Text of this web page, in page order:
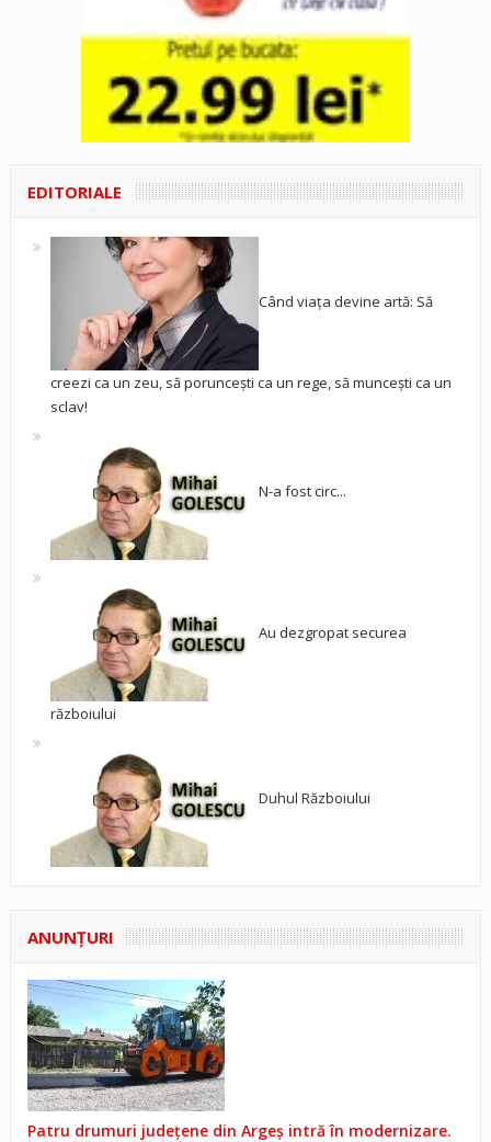
EDITORIALE
Când viața devine artă: Să
creezi ca un zeu, să poruncești ca un rege, să muncești ca un
sclav!
N-a fost circ...
Au dezgropat securea
războiului
Duhul Războiului
ANUNŢURI
Patru drumuri județene din Argeș intră în modernizare.